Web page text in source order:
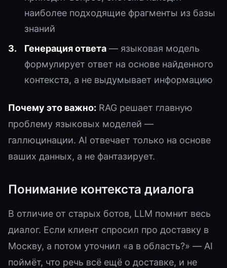
наиболее подходящие фрагменты из базы
знаний
Генерация ответа — языковая модель
формулирует ответ на основе найденного
контекста, а не выдумывает информацию
Почему это важно: RAG решает главную
проблему языковых моделей —
галлюцинации. AI отвечает только на основе
ваших данных, а не фантазирует.
Понимание контекста диалога
В отличие от старых ботов, LLM помнит весь
диалог. Если клиент спросил про доставку в
Москву, а потом уточнил «а в область?» — AI
поймёт, что речь всё ещё о доставке, и не